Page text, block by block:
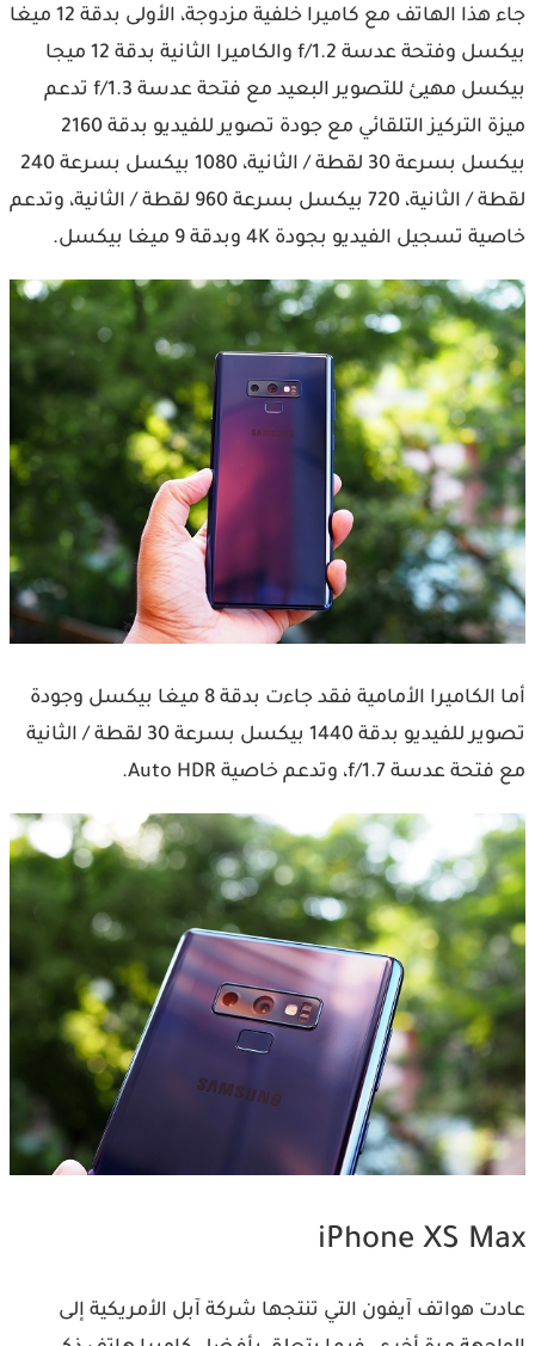
جاء هذا الهاتف مع كاميرا خلفية مزدوجة، الأولى بدقة 12 ميغا
بيكسل وفتحة عدسة f/1.2 والكاميرا الثانية بدقة 12 ميجا
بيكسل مهيئ للتصوير البعيد مع فتحة عدسة f/1.3 تدعم
ميزة التركيز التلقائي مع جودة تصوير للفيديو بدقة 2160
بيكسل بسرعة 30 لقطة / الثانية، 1080 بيكسل بسرعة 240
لقطة / الثانية، 720 بيكسل بسرعة 960 لقطة / الثانية، وتدعم
خاصية تسجيل الفيديو بجودة 4K وبدقة 9 ميغا بيكسل.
أما الكاميرا الأمامية فقد جاءت بدقة 8 ميغا بيكسل وجودة
تصوير للفيديو بدقة 1440 بيكسل بسرعة 30 لقطة / الثانية
مع فتحة عدسة f/1.7، وتدعم خاصية Auto HDR.
iPhone XS Max
عادت هواتف آيفون التي تنتجها شركة آبل الأمريكية إلى